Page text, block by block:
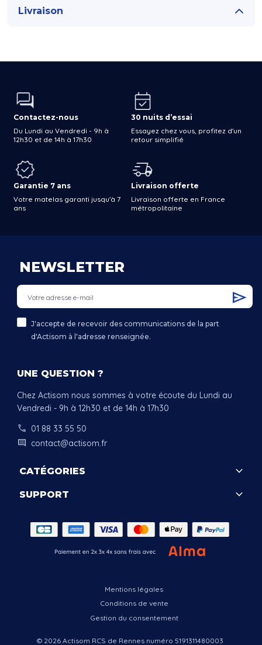
Livraison
Contactez-nous
Du Lundi au Vendredi - 9h à
12h30 et de 14h à 17h30
30 nuits d’essai
Essayez chez vous, profitez d'un
retour simplifié
Garantie 7 ans
Votre matelas garanti jusqu'à 7
ans
Livraison offerte
Livraison offerte en France
métropolitaine
NEWSLETTER
J'accepte de recevoir des communications de la part
d'Actisom à l'adresse renseignée.
UNE QUESTION ?
Chez Actisom nous sommes à votre écoute du Lundi au
Vendredi - 9h à 12h30 et de 14h à 17h30
call 01 88 33 55 50
comment contact@actisom.fr
CATÉGORIES keyboard_arrow_down
SUPPORT keyboard_arrow_down
© 2026 Actisom RCS de Rennes numéro 5191311480003
Mentions légales
Conditions de vente
Gestion du consentement